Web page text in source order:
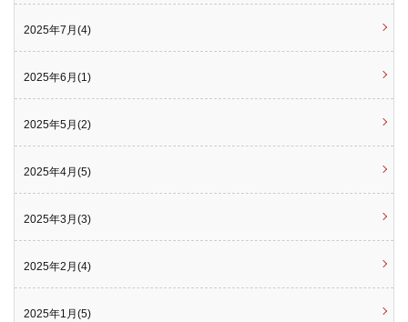
2025年7月(4)
2025年6月(1)
2025年5月(2)
2025年4月(5)
2025年3月(3)
2025年2月(4)
2025年1月(5)